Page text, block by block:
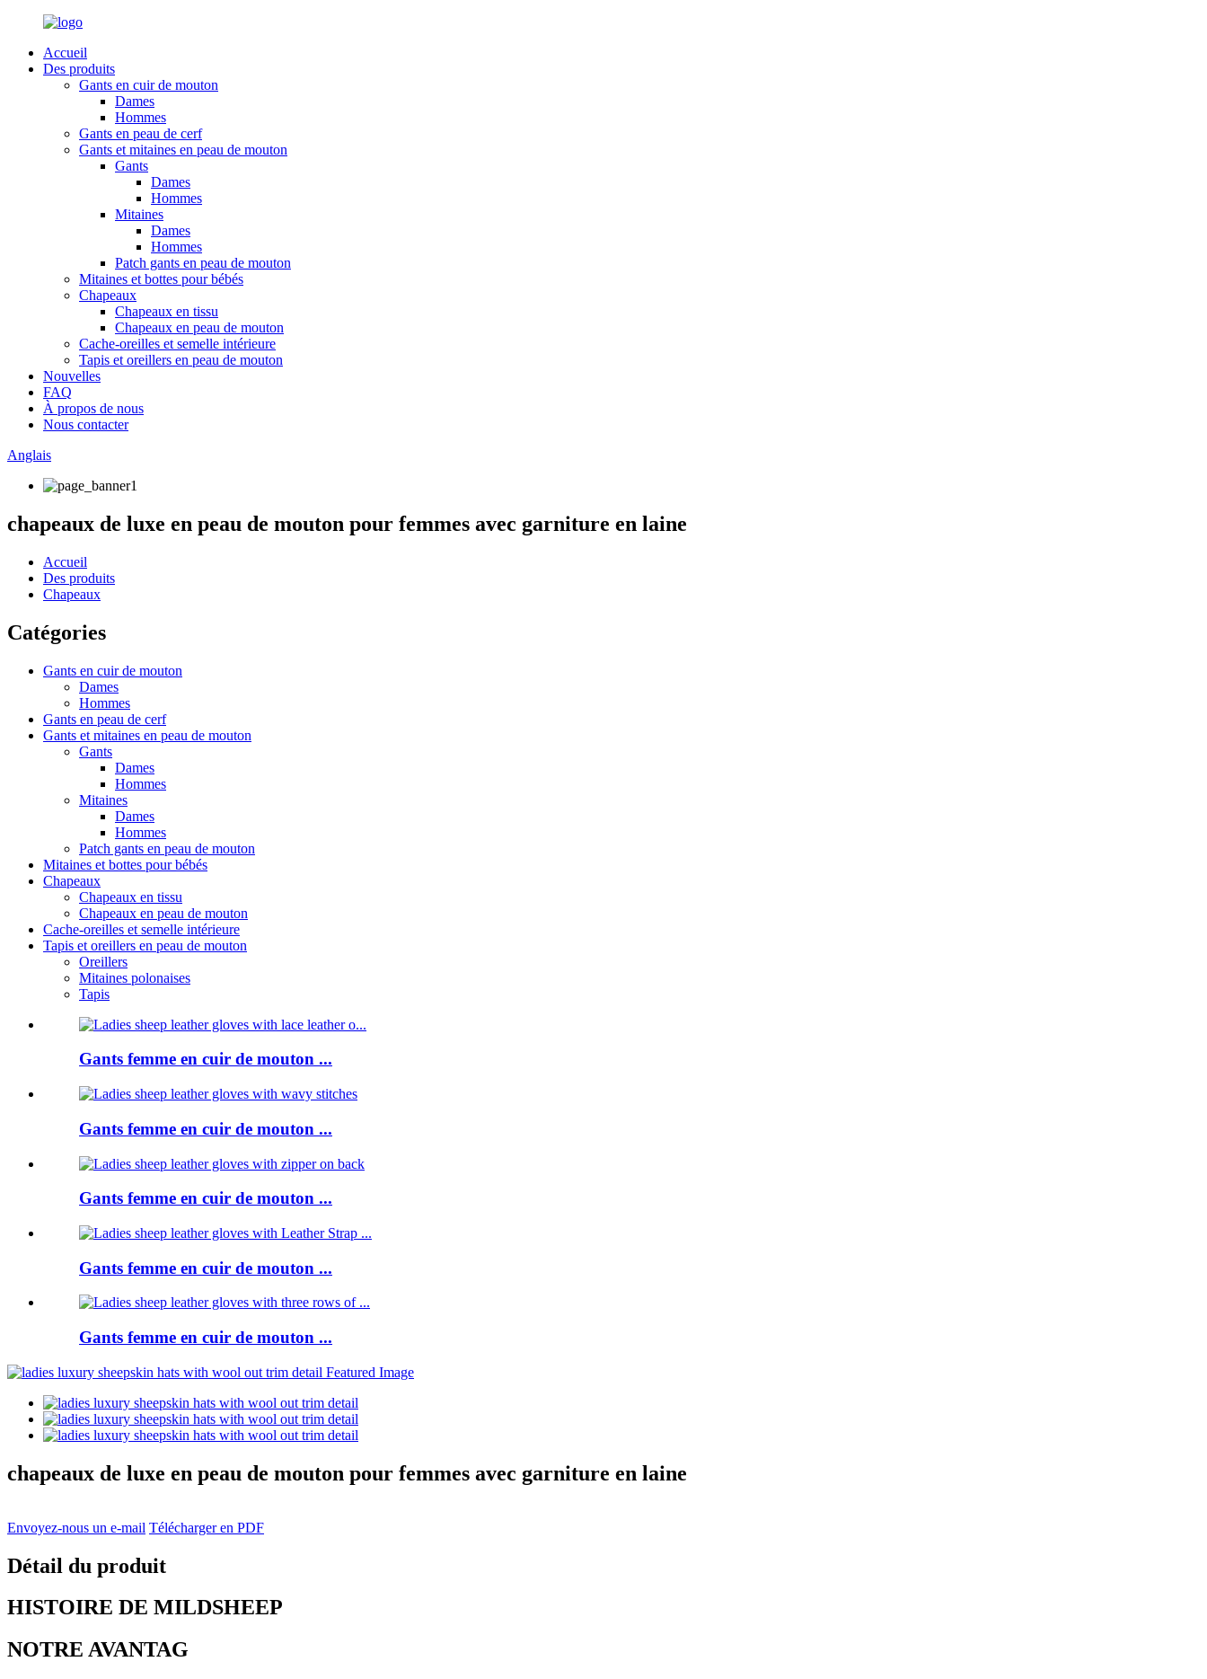
Accueil
Des produits
Gants en cuir de mouton
Dames
Hommes
Gants en peau de cerf
Gants et mitaines en peau de mouton
Gants
Dames
Hommes
Mitaines
Dames
Hommes
Patch gants en peau de mouton
Mitaines et bottes pour bébés
Chapeaux
Chapeaux en tissu
Chapeaux en peau de mouton
Cache-oreilles et semelle intérieure
Tapis et oreillers en peau de mouton
Nouvelles
FAQ
À propos de nous
Nous contacter
Anglais
chapeaux de luxe en peau de mouton pour femmes avec garniture en laine
Accueil
Des produits
Chapeaux
Catégories
Gants en cuir de mouton
Dames
Hommes
Gants en peau de cerf
Gants et mitaines en peau de mouton
Gants
Dames
Hommes
Mitaines
Dames
Hommes
Patch gants en peau de mouton
Mitaines et bottes pour bébés
Chapeaux
Chapeaux en tissu
Chapeaux en peau de mouton
Cache-oreilles et semelle intérieure
Tapis et oreillers en peau de mouton
Oreillers
Mitaines polonaises
Tapis
Gants femme en cuir de mouton ...
Gants femme en cuir de mouton ...
Gants femme en cuir de mouton ...
Gants femme en cuir de mouton ...
Gants femme en cuir de mouton ...
chapeaux de luxe en peau de mouton pour femmes avec garniture en laine
Envoyez-nous un e-mail Télécharger en PDF
Détail du produit
HISTOIRE DE MILDSHEEP
NOTRE AVANTAG